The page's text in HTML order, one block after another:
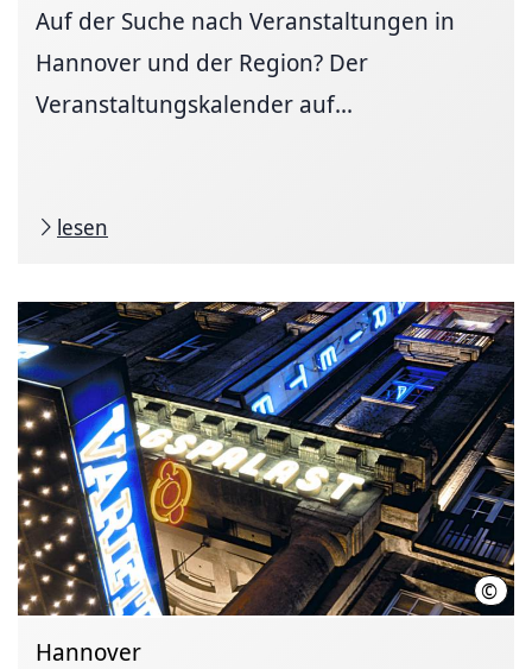
Auf der Suche nach Veranstaltungen in
Hannover und der Region? Der
Veranstaltungskalender auf...
lesen
©
Hannover